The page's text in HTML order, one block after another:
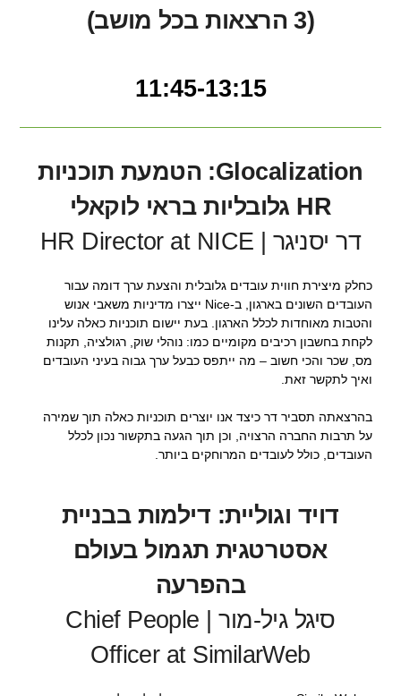
(3 הרצאות בכל מושב)
11:45-13:15
Glocalization: הטמעת תוכניות
HR גלובליות בראי לוקאלי
דר יסניגר | HR Director at NICE
כחלק מיצירת חווית עובדים גלובלית והצעת ערך דומה עבור
העובדים השונים בארגון, ב-Nice ייצרו מדיניות משאבי אנוש
והטבות מאוחדות לכלל הארגון. בעת יישום תוכניות כאלה עלינו
לקחת בחשבון רכיבים מקומיים כמו: נוהלי שוק, רגולציה, תקנות
מס, שכר והכי חשוב – מה ייתפס כבעל ערך גבוה בעיני העובדים
ואיך לתקשר זאת.
בהרצאתה תסביר דר כיצד אנו יוצרים תוכניות כאלה תוך שמירה
על תרבות החברה הרצויה, וכן תוך הגעה בתקשור נכון לכלל
העובדים, כולל לעובדים המרוחקים ביותר.
דויד וגוליית: דילמות בבניית
אסטרטגית תגמול בעולם
בהפרעה
סיגל גיל-מור | Chief People
Officer at SimilarWeb